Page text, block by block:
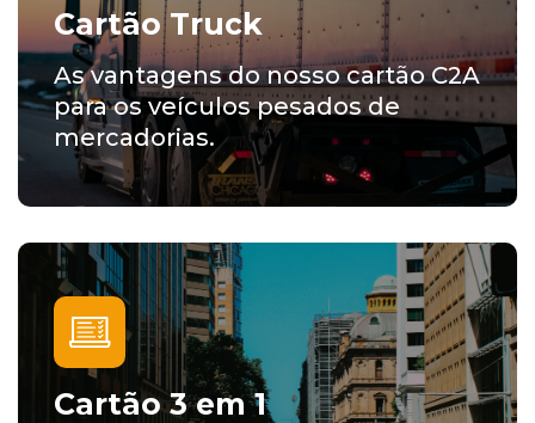
Cartão Truck
As vantagens do nosso cartão C2A
para os veículos pesados de
mercadorias.
Cartão 3 em 1